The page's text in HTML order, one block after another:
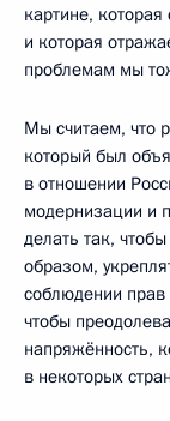
картине,
и которая
проблемам мы
Мы считаем, что
который был
в отношении
модернизации и
делать так,
образом,
соблюдении
чтобы
напряжённость,
в некоторых